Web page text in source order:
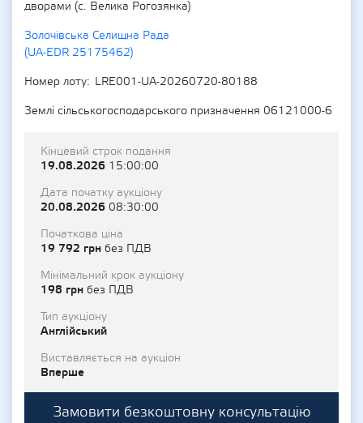
дворами (с. Велика Рогозянка)
Золочівська Селищна Рада
(UA-EDR 25175462)
Номер лоту
LRE001-UA-20260720-80188
Землі сільськогосподарського призначення 06121000-6
Кінцевий строк подання
19.08.2026 15:00:00
Дата початку аукціону
20.08.2026 08:30:00
Початкова ціна
19 792 грн без ПДВ
Мінімальний крок аукціону
198 грн без ПДВ
Тип аукціону
Англійський
Виставляється на аукціон
Вперше
Замовити безкоштовну консультацію